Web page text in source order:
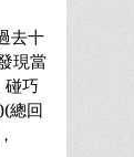
去十
現當
碰巧
總回